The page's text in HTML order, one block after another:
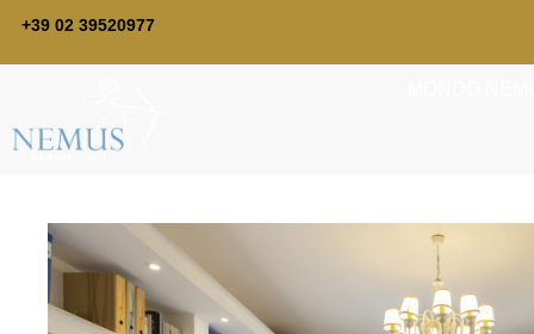
+39 02 39520977